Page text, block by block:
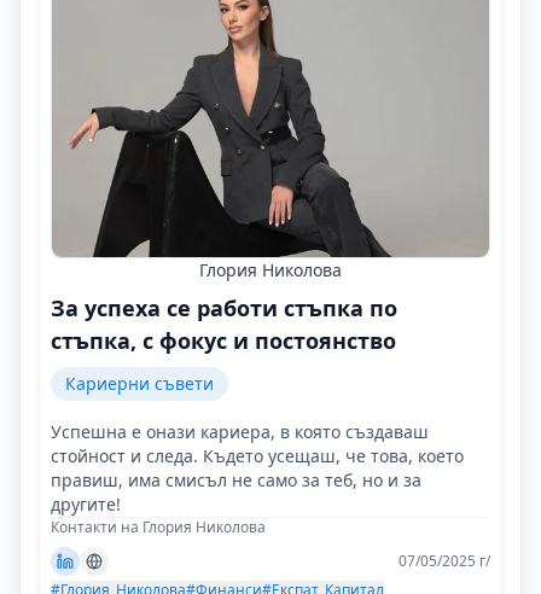
Глория Николова
За успеха се работи стъпка по
стъпка, с фокус и постоянство
Кариерни съвети
Успешна е онази кариера, в която създаваш
стойност и следа. Където усещаш, че това, което
правиш, има смисъл не само за теб, но и за
другите!
Контакти на Глория Николова
07/05/2025 г/